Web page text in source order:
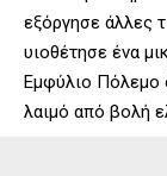
εξόργησε άλλες
υιοθέτησε ένα
Εμφύλιο Πόλεμο
λαιμό από βολή